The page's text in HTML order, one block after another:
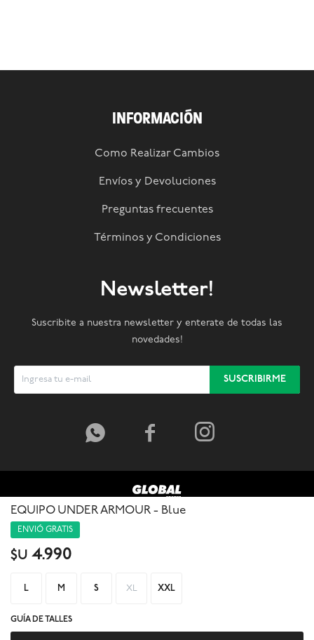
EQUIPO UNDER ARMOUR - Blue
ENVIÓ GRATIS
$U 4.990
L M S XL XXL
GUÍA DE TALLES
INFORMACIÓN
Como Realizar Cambios
Envíos y Devoluciones
Preguntas frecuentes
Términos y Condiciones
Newsletter!
Suscribite a nuestra newsletter y enterate de todas las
novedades!
SUSCRIBIRME
  